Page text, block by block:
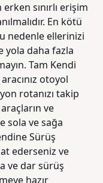
sınırlı erişim
En kötü
nedenle ellerinizi
yola daha fazla
Tam Kendi
otoyol
rotanızı takip
ve
sola ve sağa
Sürüş
ederseniz ve
ve dar sürüş
hazır